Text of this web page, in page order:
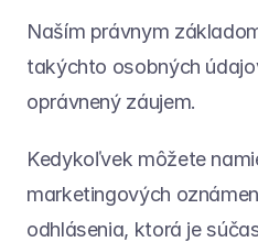
Naším právnym
takýchto osobných
oprávnený záujem.
Kedykoľvek môžete
marketingových
odhlásenia, ktorá je